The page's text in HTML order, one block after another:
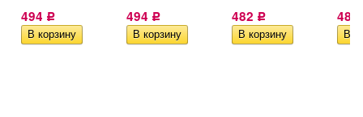
494 Р 494 Р 482 Р 482